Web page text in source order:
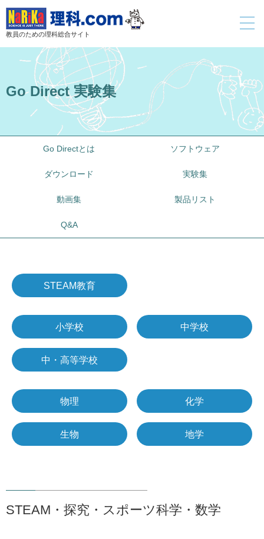
教員のための理科総合サイト
toggle
Go Direct 実験集
Go Directとは ソフトウェア
ダウンロード 実験集
動画集 製品リスト
Q&A
STEAM教育
小学校 中学校
中・高等学校
物理 化学
生物 地学
STEAM・探究・スポーツ科学・数学